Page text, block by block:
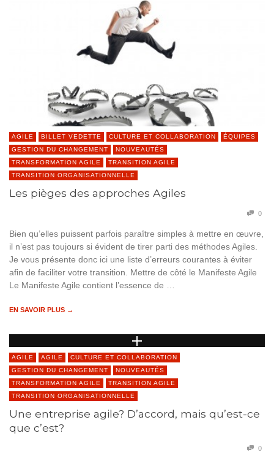
AGILE BILLET VEDETTE CULTURE ET COLLABORATION
ÉQUIPES
GESTION DU CHANGEMENT
NOUVEAUTÉS
TRANSFORMATION AGILE
TRANSITION AGILE
TRANSITION ORGANISATIONNELLE
Les pièges des approches Agiles
0
Bien qu’elles puissent parfois paraître simples à mettre en œuvre,
il n’est pas toujours si évident de tirer parti des méthodes Agiles.
Je vous présente donc ici une liste d’erreurs courantes à éviter
afin de faciliter votre transition. Mettre de côté le Manifeste Agile
Le Manifeste Agile contient l’essence de …
EN SAVOIR PLUS →
AGILE AGILE
CULTURE ET COLLABORATION
GESTION DU CHANGEMENT
NOUVEAUTÉS
TRANSFORMATION AGILE
TRANSITION AGILE
TRANSITION ORGANISATIONNELLE
Une entreprise agile? D’accord, mais qu’est-ce
que c’est?
0